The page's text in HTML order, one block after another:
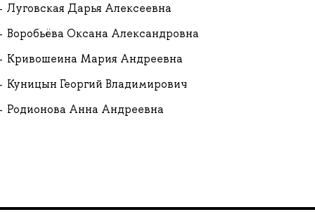
Луговская Дарья Алексеевна
Воробьёва Оксана Александровна
Кривошеина Мария Андреевна
Куницын Георгий Владимирович
Родионова Анна Андреевна